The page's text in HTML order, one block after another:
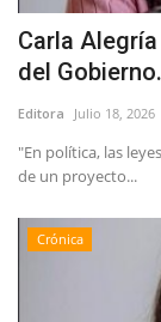
Carla
del
Editora Julio 18, 2026
"En política, las
de un proyecto...
Crónica